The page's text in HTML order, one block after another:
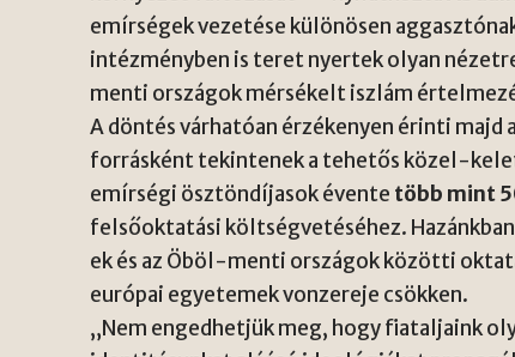
emírségek vezetése különösen
intézményben is teret nyertek olyan
menti országok mérsékelt iszlám
A döntés várhatóan érzékenyen érinti
forrásként tekintenek a tehetős közel-
emírségi ösztöndíjasok évente több mint
felsőoktatási költségvetéséhez.
ek és az Öböl-menti országok közötti
európai egyetemek vonzereje csökken.
„Nem engedhetjük meg, hogy fiataljaink